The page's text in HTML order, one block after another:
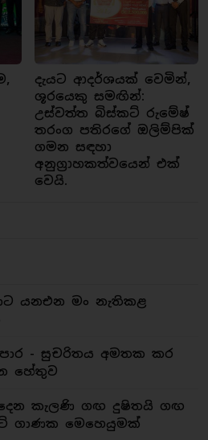
දැයට ආදර්ශයක් වෙමින්,
ශූරයෙකු සමඟින්:
උස්වත්ත බිස්කට් රුමේෂ්
තරංග පතිරගේ ඔලිම්පික්
ගමන සඳහා
අනුග්‍රාහකත්වයෙන් එක්
වෙයි.
යනඑන මං නැතිකළ
- සුචරිතය අමතක කර
හේතුව
කැලණි ගඟ දුෂිතයි ගඟ
ගාණක මෙහෙයුමක්